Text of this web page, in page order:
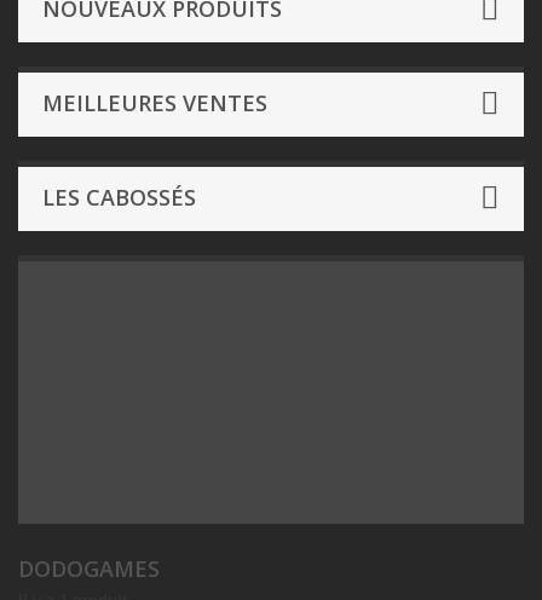
NOUVEAUX PRODUITS
MEILLEURES VENTES
LES CABOSSÉS
DODOGAMES